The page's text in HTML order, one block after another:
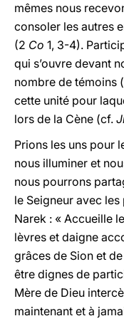
mêmes nous
consoler les autres
(2 Co 1, 3-4).
qui s’ouvre devant
nombre de témoins
cette unité pour
lors de la Cène (cf.
Prions les uns pour
nous illuminer et
nous pourrons
le Seigneur avec
Narek : « Accueille
lèvres et daigne
grâces de Sion et
être dignes de
Mère de Dieu
maintenant et à